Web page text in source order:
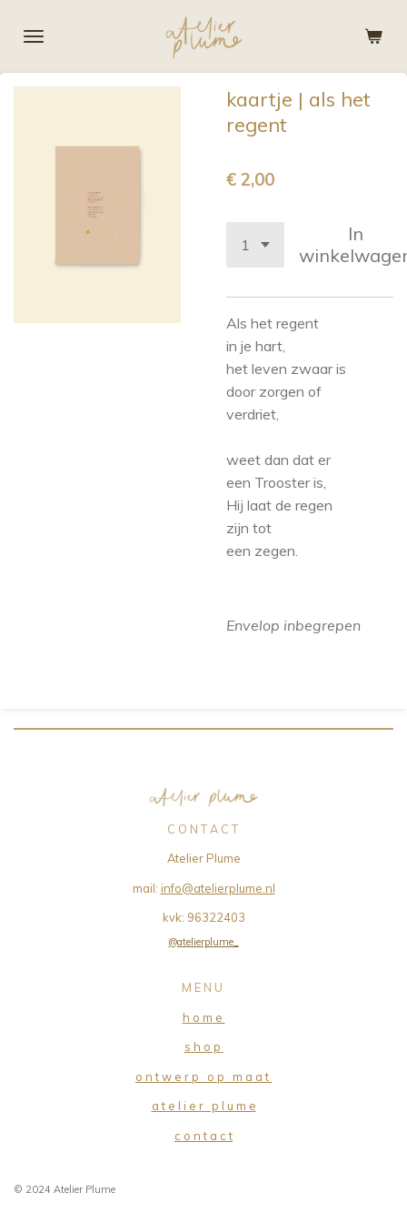
direct
de
kaartje | als het
regent
€ 2,00
In
Als het regent
in je hart,
het leven zwaar is
door zorgen of
verdriet,
weet dan dat er
een Trooster is,
Hij laat de regen
zijn tot
een zegen.
Envelop inbegrepen
C O N T A C T
Atelier Plume
mail: info@atelierplume.nl
kvk: 96322403
@atelierplume_
M E N U
h o m e
s h o p
o n t w e r p o p m a a t
a t e l i e r p l u m e
c o n t a c t
© 2024 Atelier Plume